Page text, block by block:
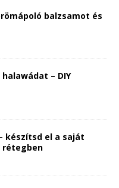
balzsamot és
– DIY
készítsd el a saját
rétegben